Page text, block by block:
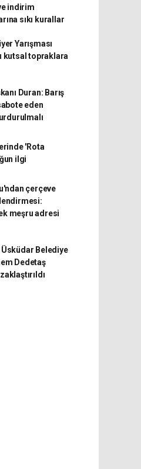
indirim
sıkı kurallar
Yarışması
kutsal topraklara
Duran: Barış
eden
'Rota
ilgi
çerçeve
meşru adresi
Belediye
Dedetaş